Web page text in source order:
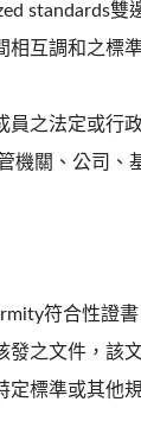
standards雙
互調和之標準
之法定或行政
機關、公司、
符合性證書
之文件，該文
定標準或其他